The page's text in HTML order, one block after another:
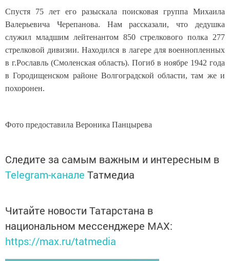
Спустя 75 лет его разыскала поисковая группа Михаила
Валерьевича Черепанова. Нам рассказали, что дедушка
служил младшим лейтенантом 850 стрелкового полка 277
стрелковой дивизии. Находился в лагере для военнопленных
в г.Рославль (Смоленская область). Погиб в ноябре 1942 года
в Городищенском районе Волгоградской области, там же и
похоронен.
Фото предоставила Вероника Панцырева
Следите за самым важным и интересным в
Telegram-канале Татмедиа
Читайте новости Татарстана в
национальном мессенджере MАХ:
https://max.ru/tatmedia